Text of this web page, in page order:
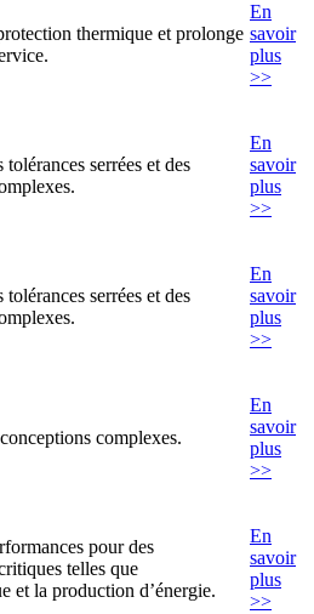
thermique et prolonge
En
savoir
plus
>>
serrées et des
En
savoir
plus
>>
serrées et des
En
savoir
plus
>>
complexes.
En
savoir
plus
>>
pour des
telles que
et la production d’énergie.
En
savoir
plus
>>